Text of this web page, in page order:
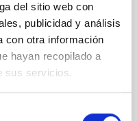
del sitio web con
publicidad y análisis
con otra información
hayan recopilado a
sus servicios.
acto ha contado con
Valentín Martínez
de caracterización
de Canarias y
Muñoz-Tuñón ;
S.L., Adal